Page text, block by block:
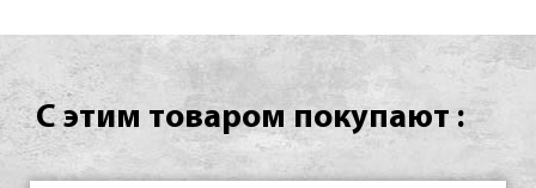
С этим товаром покупают :